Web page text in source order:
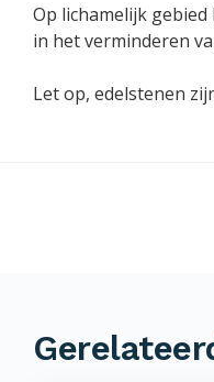
Op lichamelijk
in het verminderen
Let op, edelstenen